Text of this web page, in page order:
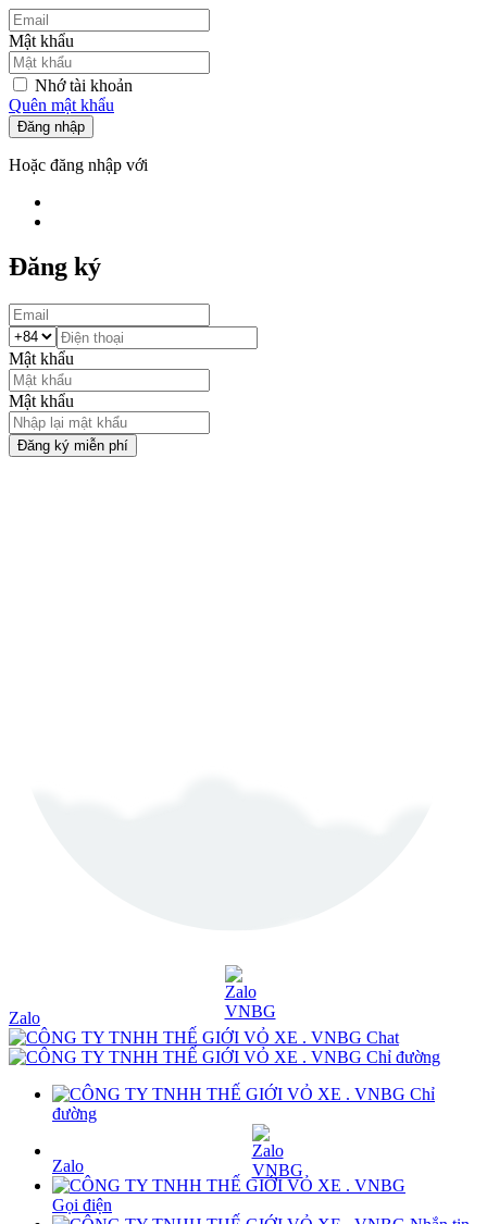
Mật khẩu
Nhớ tài khoản
Quên mật khẩu
Đăng nhập
Hoặc đăng nhập với
Đăng ký
Mật khẩu
Mật khẩu
Đăng ký miễn phí
Zalo
Chat
Chỉ đường
Chỉ
đường
Zalo
Gọi điện